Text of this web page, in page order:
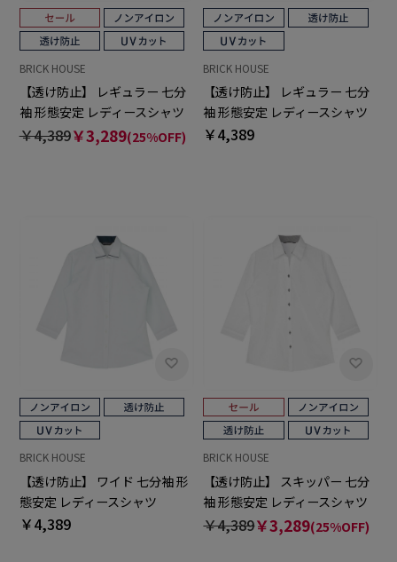
BRICK HOUSE
【透け防止】 レギュラー 七分
袖 形態安定 レディースシャツ
￥4,389￥3,289(25%OFF)
BRICK HOUSE
【透け防止】 レギュラー 七分
袖 形態安定 レディースシャツ
￥4,389
BRICK HOUSE
【透け防止】 ワイド 七分袖 形
態安定 レディースシャツ
￥4,389
BRICK HOUSE
【透け防止】 スキッパー 七分
袖 形態安定 レディースシャツ
￥4,389￥3,289(25%OFF)